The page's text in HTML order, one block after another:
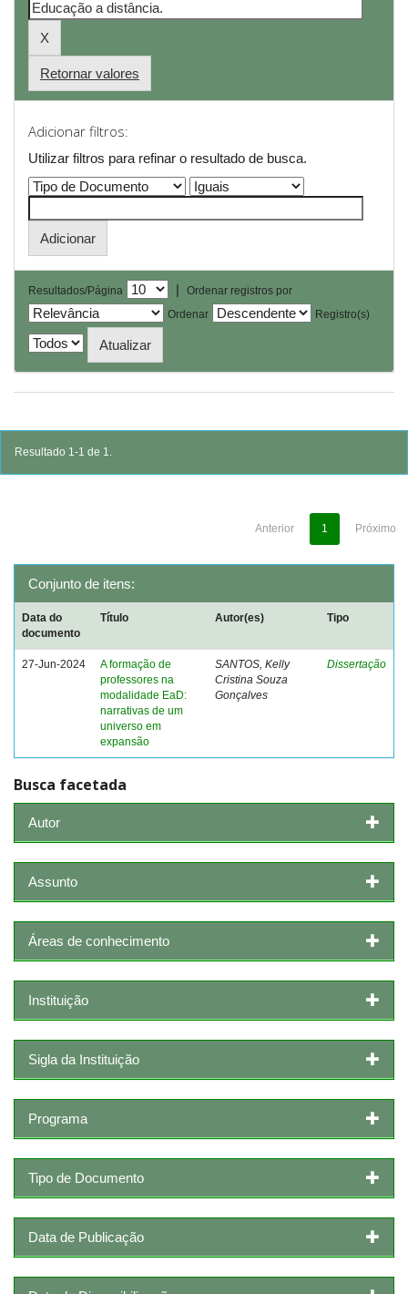
Retornar valores
Adicionar filtros:
Utilizar filtros para refinar o resultado de busca.
Resultados/Página |
Ordenar registros por
Ordenar
Registro(s)
Resultado 1-1 de 1.
Anterior 1 Próximo
Conjunto de itens:
Data do
documento
Título Autor(es) Tipo
27-Jun-2024
A formação de
professores na
modalidade EaD:
narrativas de um
universo em
expansão
SANTOS, Kelly
Cristina Souza
Gonçalves
Dissertação
Busca facetada
Autor
Assunto
Áreas de conhecimento
Instituição
Sigla da Instituição
Programa
Tipo de Documento
Data de Publicação